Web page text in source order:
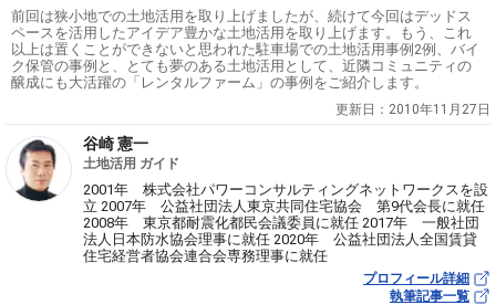
前回は狭小地での土地活用を取り上げましたが、続けて今回はデッドス
ペースを活用したアイデア豊かな土地活用を取り上げます。もう、これ
以上は置くことができないと思われた駐車場での土地活用事例2例、バイ
ク保管の事例と、とても夢のある土地活用として、近隣コミュニティの
醸成にも大活躍の「レンタルファーム」の事例をご紹介します。
更新日： 2010年11月27日
谷崎 憲一
土地活用 ガイド
2001年 株式会社パワーコンサルティングネットワークスを設
立 2007年 公益社団法人東京共同住宅協会 第9代会長に就任
2008年 東京都耐震化都民会議委員に就任 2017年 一般社団
法人日本防水協会理事に就任 2020年 公益社団法人全国賃貸
住宅経営者協会連合会専務理事に就任
プロフィール詳細
執筆記事一覧